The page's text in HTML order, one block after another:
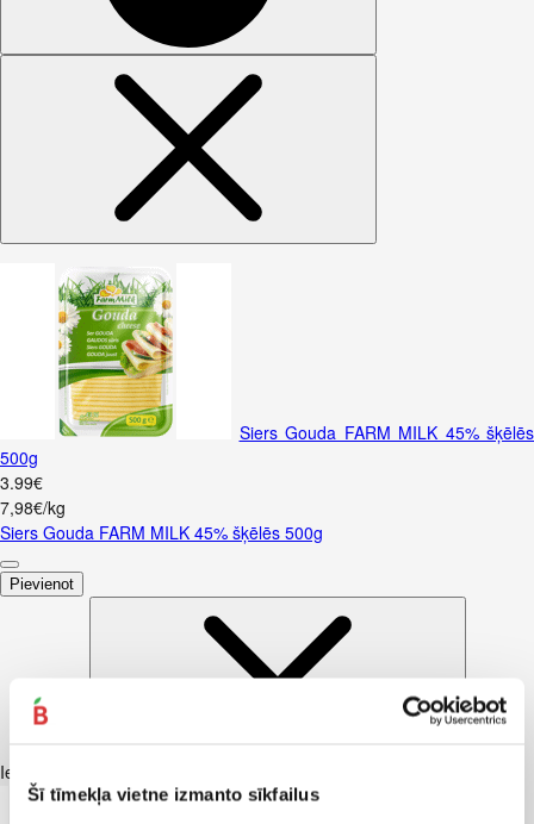
Šī tīmekļa vietne izmanto sīkfailus
Siers Gouda FARM MILK 45% šķēlēs
500g
3.99€
7,98€/kg
Siers Gouda FARM MILK 45% šķēlēs 500g
Pievienot
Iesakām ar